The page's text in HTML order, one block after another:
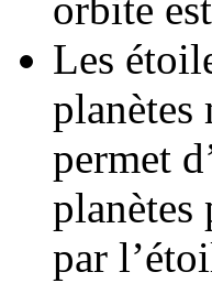
orbite
Les
planètes
permet
planètes
par